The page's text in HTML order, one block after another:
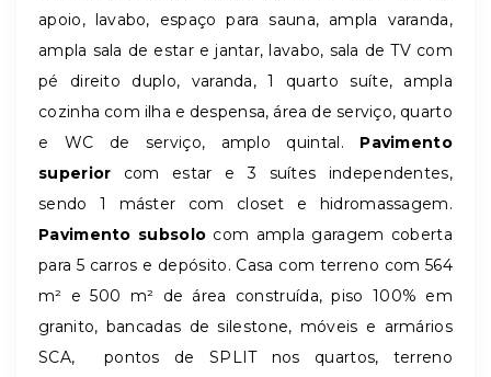
apoio, lavabo, espaço para sauna, ampla varanda,
ampla sala de estar e jantar, lavabo, sala de TV com
pé direito duplo, varanda, 1 quarto suíte, ampla
cozinha com ilha e despensa, área de serviço, quarto
e WC de serviço, amplo quintal. Pavimento
superior com estar e 3 suítes independentes,
sendo 1 máster com closet e hidromassagem.
Pavimento subsolo com ampla garagem coberta
para 5 carros e depósito. Casa com terreno com 564
m² e 500 m² de área construída, piso 100% em
granito, bancadas de silestone, móveis e armários
SCA,
pontos de SPLIT nos quartos, terreno